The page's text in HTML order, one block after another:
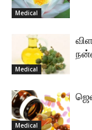
Medical
Medical
Medical